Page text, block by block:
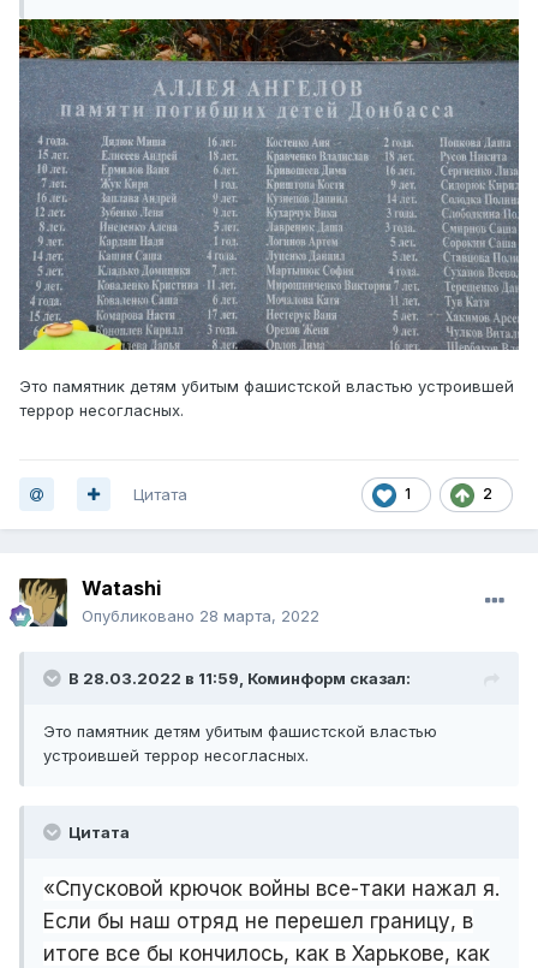
Это памятник детям убитым фашистской властью устроившей
террор несогласных.
1 2
Цитата
Watashi
Опубликовано 28 марта, 2022
В 28.03.2022 в 11:59, Коминформ сказал:
Это памятник детям убитым фашистской властью
устроившей террор несогласных.
Цитата
«Спусковой крючок войны все-таки нажал я.
Если бы наш отряд не перешел границу, в
итоге все бы кончилось, как в Харькове, как